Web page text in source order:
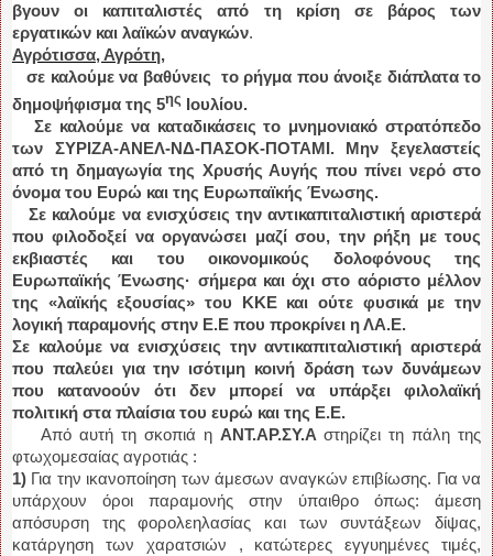
βγουν οι καπιταλιστές από τη κρίση σε βάρος των
εργατικών και λαϊκών αναγκών.
Αγρότισσα, Αγρότη,
σε καλούμε να βαθύνεις το ρήγμα που άνοιξε διάπλατα το
δημοψήφισμα της 5ης Ιουλίου.
Σε καλούμε να καταδικάσεις το μνημονιακό στρατόπεδο
των ΣΥΡΙΖΑ-ΑΝΕΛ-ΝΔ-ΠΑΣΟΚ-ΠΟΤΑΜΙ. Μην ξεγελαστείς
από τη δημαγωγία της Χρυσής Αυγής που πίνει νερό στο
όνομα του Ευρώ και της Ευρωπαϊκής Ένωσης.
Σε καλούμε να ενισχύσεις την αντικαπιταλιστική αριστερά
που φιλοδοξεί να οργανώσει μαζί σου, την ρήξη με τους
εκβιαστές και του οικονομικούς δολοφόνους της
Ευρωπαϊκής Ένωσης· σήμερα και όχι στο αόριστο μέλλον
της «λαϊκής εξουσίας» του ΚΚΕ και ούτε φυσικά με την
λογική παραμονής στην Ε.Ε που προκρίνει η ΛΑ.Ε.
Σε καλούμε να ενισχύσεις την αντικαπιταλιστική αριστερά
που παλεύει για την ισότιμη κοινή δράση των δυνάμεων
που κατανοούν ότι δεν μπορεί να υπάρξει φιλολαϊκή
πολιτική στα πλαίσια του ευρώ και της Ε.Ε.
Από αυτή τη σκοπιά η ΑΝΤ.ΑΡ.ΣΥ.Α στηρίζει τη πάλη της
φτωχομεσαίας αγροτιάς :
1) Για την ικανοποίηση των άμεσων αναγκών επιβίωσης. Για να
υπάρχουν όροι παραμονής στην ύπαιθρο όπως: άμεση
απόσυρση της φορολεηλασίας και των συντάξεων δίψας,
κατάργηση των χαρατσιών , κατώτερες εγγυημένες τιμές,